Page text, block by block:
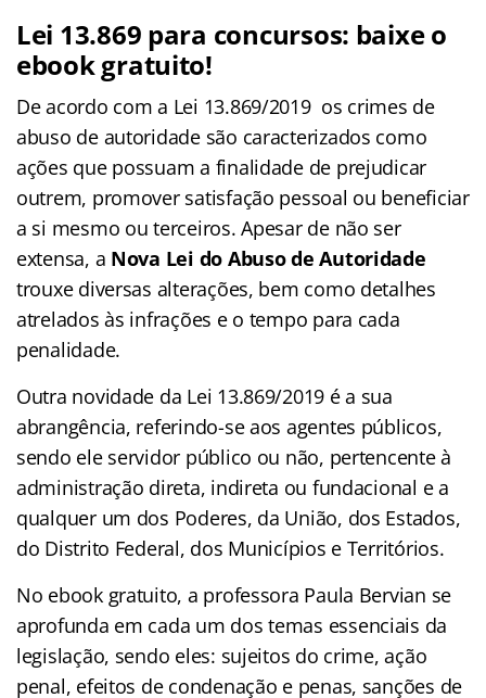
Lei 13.869 para concursos: baixe o
ebook gratuito!
De acordo com a Lei 13.869/2019 os crimes de
abuso de autoridade são caracterizados como
ações que possuam a finalidade de prejudicar
outrem, promover satisfação pessoal ou beneficiar
a si mesmo ou terceiros. Apesar de não ser
extensa, a Nova Lei do Abuso de Autoridade
trouxe diversas alterações, bem como detalhes
atrelados às infrações e o tempo para cada
penalidade.
Outra novidade da Lei 13.869/2019 é a sua
abrangência, referindo-se aos agentes públicos,
sendo ele servidor público ou não, pertencente à
administração direta, indireta ou fundacional e a
qualquer um dos Poderes, da União, dos Estados,
do Distrito Federal, dos Municípios e Territórios.
No ebook gratuito, a professora Paula Bervian se
aprofunda em cada um dos temas essenciais da
legislação, sendo eles: sujeitos do crime, ação
penal, efeitos de condenação e penas, sanções de